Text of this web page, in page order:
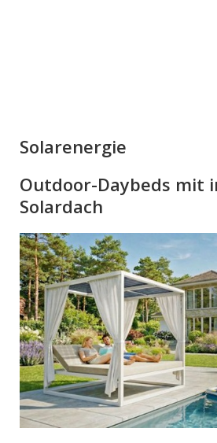
Solarenergie
Outdoor-Daybeds mit
Solardach